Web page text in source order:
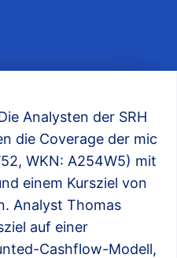
Analysten der SRH
die Coverage der mic
WKN: A254W5) mit
einem Kursziel von
Analyst Thomas
auf einer
Cashflow-Modell,